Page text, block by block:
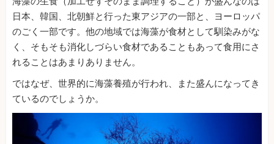
日本、韓国、北朝鮮と行った東アジアの一部と、ヨーロッパ
のごく一部です。他の地域では海藻が食材として馴染みがな
く、そもそも消化しづらい食材であることもあって食用にさ
れることはあまりありません。
ではなぜ、世界的に海藻養殖が行われ、また盛んになってき
ているのでしょうか。